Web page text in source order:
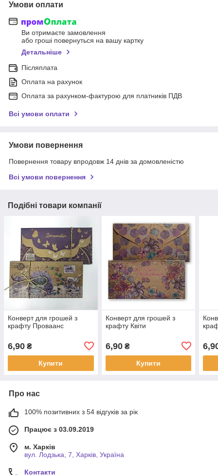
Умови оплати
Ви отримаєте замовлення
або гроші повернуться на вашу картку
Детальніше
Післяплата
Оплата на рахунок
Оплата за рахунком-фактурою для платників ПДВ
Всі умови оплати
Умови повернення
Повернення товару впродовж 14 днів за домовленістю
Всі умови повернення
Подібні товари компанії
Конверт для грошей з
крафту Проваанс
6,90 ₴
Купити
Конверт для грошей з
крафту Квіти
6,90₴
Купити
Про нас
100% позитивних з 54 відгуків за рік
Працює з 03.09.2019
м. Харків
вул. Лодзька, 7, Харків, Україна
Контакти